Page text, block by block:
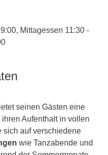
Mittagessen 11:30 -
seinen Gästen eine
Aufenthalt in vollen
sich auf verschiedene
wie Tanzabende und